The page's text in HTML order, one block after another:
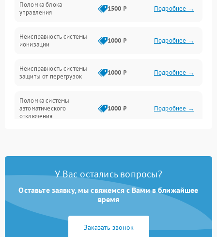
Сеть
Поломка блока
управления
1500 ₽ Подробнее →
Неисправность системы
ионизации
1000 ₽ Подробнее →
Неисправность системы
защиты от перегрузок
1000 ₽ Подробнее →
Поломка системы
автоматического
отключения
1000 ₽ Подробнее →
замыкания
Повреждение системы
защиты от перегрева
1000 ₽
Неисправность системы
У Вас остались вопросы?
Оставьте заявку, мы свяжемся с Вами в ближайшее
время
Заказать звонок